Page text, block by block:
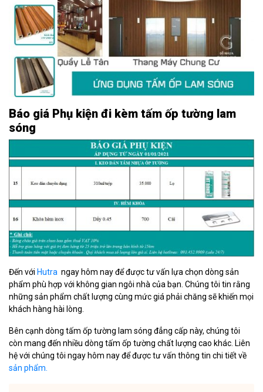
Báo giá Phụ kiện đi kèm tấm ốp tường lam
sóng
Đến với Hutra ngay hôm nay để được tư vấn lựa chọn dòng sản
phẩm phù hợp với không gian ngôi nhà của bạn. Chúng tôi tin rằng
những sản phẩm chất lượng cùng mức giá phải chăng sẽ khiến mọi
khách hàng hài lòng.
Bên cạnh dòng tấm ốp tường lam sóng đẳng cấp này, chúng tôi
còn mang đến nhiều dòng tấm ốp tường chất lượng cao khác. Liên
hệ với chúng tôi ngay hôm nay để được tư vấn thông tin chi tiết về
sản phẩm.